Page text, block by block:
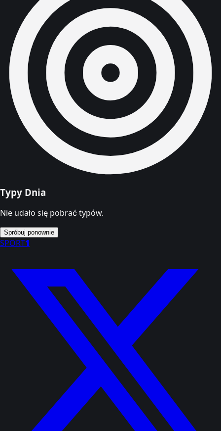
Typy Dnia
Nie udało się pobrać typów.
Spróbuj ponownie
SPORT1